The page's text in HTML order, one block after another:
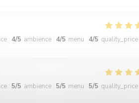
: 4/5 ambience : 4/5 menu : 4/5 quality_price
: 5/5 ambience : 5/5 menu : 5/5 quality_price